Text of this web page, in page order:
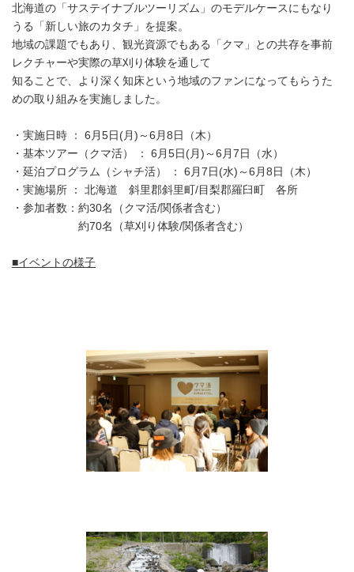
北海道の「サステイナブルツーリズム」のモデルケースにもなり
うる「新しい旅のカタチ」を提案。
地域の課題でもあり、観光資源でもある「クマ」との共存を事前
レクチャーや実際の草刈り体験を通して
知ることで、より深く知床という地域のファンになってもらうた
めの取り組みを実施しました。
・実施日時 ： 6月5日(月)～6月8日（木）
・基本ツアー（クマ活） ： 6月5日(月)～6月7日（水）
・延泊プログラム（シャチ活） ： 6月7日(水)～6月8日（木）
・実施場所 ： 北海道 斜里郡斜里町/目梨郡羅臼町 各所
・参加者数：約30名（クマ活/関係者含む）
約70名（草刈り体験/関係者含む）
■イベントの様子